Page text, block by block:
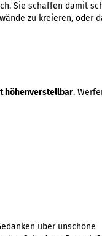
Sie schaffen damit
zu kreieren, oder
höhenverstellbar.
über unschöne